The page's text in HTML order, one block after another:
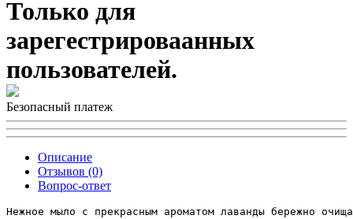
Только для
зарегестрироваанных
пользователей.
Безопасный платеж
Описание
Отзывов (0)
Вопрос-ответ
Нежное мыло с прекрасным ароматом лаванды бережно